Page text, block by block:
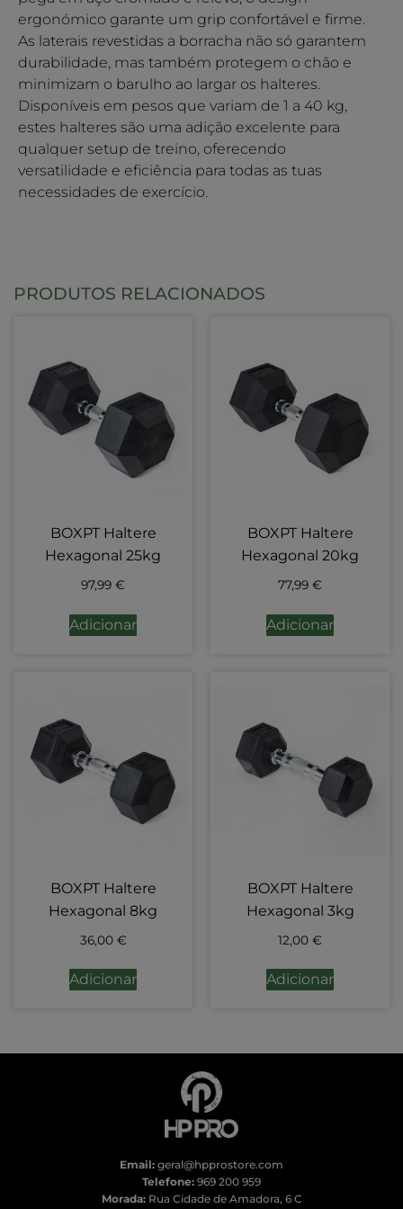
ergonómico garante um grip confortável e firme.
As laterais revestidas a borracha não só garantem
durabilidade, mas também protegem o chão e
minimizam o barulho ao largar os halteres.
Disponíveis em pesos que variam de 1 a 40 kg,
estes halteres são uma adição excelente para
qualquer setup de treino, oferecendo
versatilidade e eficiência para todas as tuas
necessidades de exercício.
PRODUTOS RELACIONADOS
BOXPT Haltere
Hexagonal 25kg
97,99 €
Adicionar
BOXPT Haltere
Hexagonal 20kg
77,99 €
Adicionar
BOXPT Haltere
Hexagonal 8kg
36,00 €
Adicionar
BOXPT Haltere
Hexagonal 3kg
12,00 €
Adicionar
Email: geral@hpprostore.com
Telefone: 969 200 959
Morada:Rua Cidade de Amadora, 6 C